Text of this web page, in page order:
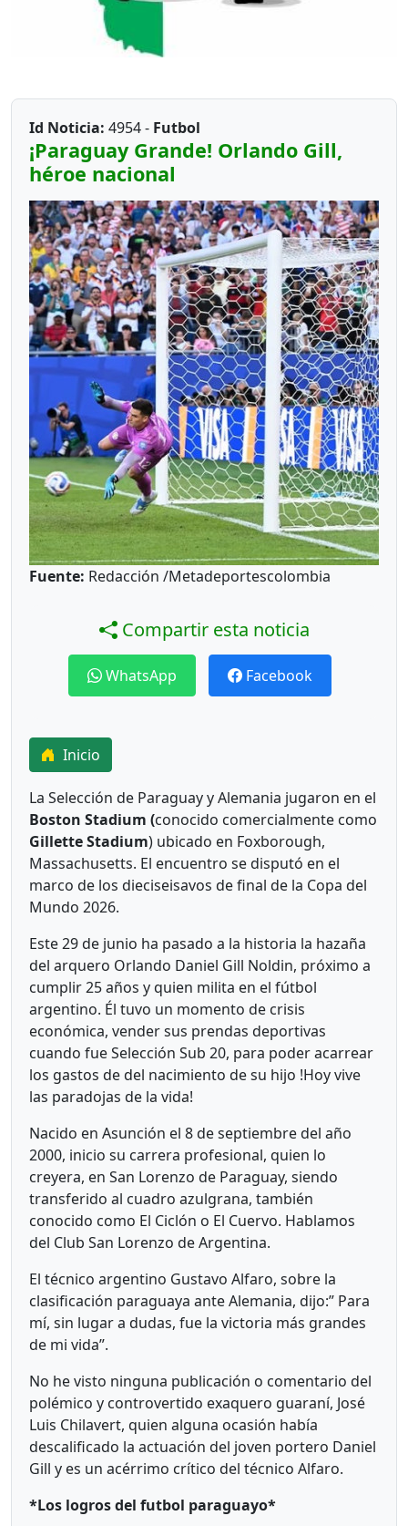
Id Noticia: 4954 - Futbol
¡Paraguay Grande! Orlando Gill,
héroe nacional
Fuente: Redacción /Metadeportescolombia
Compartir esta noticia
WhatsApp Facebook
Inicio
La Selección de Paraguay y Alemania jugaron en el
Boston Stadium (conocido comercialmente como
Gillette Stadium) ubicado en Foxborough,
Massachusetts. El encuentro se disputó en el
marco de los dieciseisavos de final de la Copa del
Mundo 2026.
Este 29 de junio ha pasado a la historia la hazaña
del arquero Orlando Daniel Gill Noldin, próximo a
cumplir 25 años y quien milita en el fútbol
argentino. Él tuvo un momento de crisis
económica, vender sus prendas deportivas
cuando fue Selección Sub 20, para poder acarrear
los gastos de del nacimiento de su hijo !Hoy vive
las paradojas de la vida!
Nacido en Asunción el 8 de septiembre del año
2000, inicio su carrera profesional, quien lo
creyera, en San Lorenzo de Paraguay, siendo
transferido al cuadro azulgrana, también
conocido como El Ciclón o El Cuervo. Hablamos
del Club San Lorenzo de Argentina.
El técnico argentino Gustavo Alfaro, sobre la
clasificación paraguaya ante Alemania, dijo:” Para
mí, sin lugar a dudas, fue la victoria más grandes
de mi vida”.
No he visto ninguna publicación o comentario del
polémico y controvertido exaquero guaraní, José
Luis Chilavert, quien alguna ocasión había
descalificado la actuación del joven portero Daniel
Gill y es un acérrimo crítico del técnico Alfaro.
*Los logros del futbol paraguayo*